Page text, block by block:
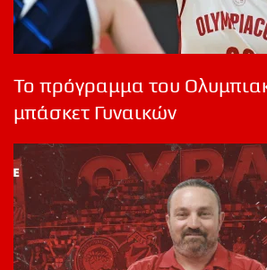
Το πρόγραμμα του
μπάσκετ Γυναικών